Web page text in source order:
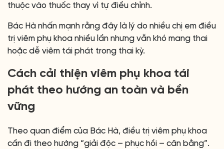
thuộc vào thuốc thay vì tự điều chỉnh.
Bác Hà nhấn mạnh rằng đây là lý do nhiều chị em điều
trị viêm phụ khoa nhiều lần nhưng vẫn khó mang thai
hoặc dễ viêm tái phát trong thai kỳ.
Cách cải thiện viêm phụ khoa tái
phát theo hướng an toàn và bền
vững
Theo quan điểm của Bác Hà, điều trị viêm phụ khoa
cần đi theo hướng “giải độc – phục hồi – cân bằng”.